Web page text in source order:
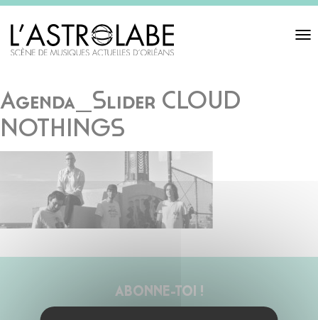
Toggle
Agenda_Slider CLOUD
NOTHINGS
ABONNE-TOI !